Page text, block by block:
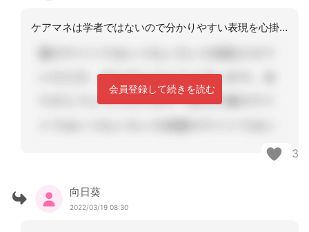
ケアマネは学者ではないので分かりやすい表現を心掛けています。また、変化しないこと
会員登録して続きを読む
3
向日葵
2022/03/19 08:30